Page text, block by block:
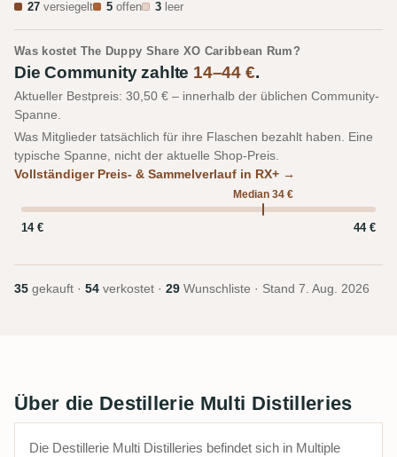
27 versiegelt 5 offen 3 leer
Was kostet The Duppy Share XO Caribbean Rum?
Die Community zahlte 14–44 €.
Aktueller Bestpreis: 30,50 € – innerhalb der üblichen Community-
Spanne.
Was Mitglieder tatsächlich für ihre Flaschen bezahlt haben. Eine
typische Spanne, nicht der aktuelle Shop-Preis.
Vollständiger Preis- & Sammelverlauf in RX+ →
Median 34 €
14 € 44 €
35 gekauft · 54 verkostet · 29 Wunschliste · Stand 7. Aug. 2026
Über die Destillerie Multi Distilleries
Die Destillerie Multi Distilleries befindet sich in Multiple